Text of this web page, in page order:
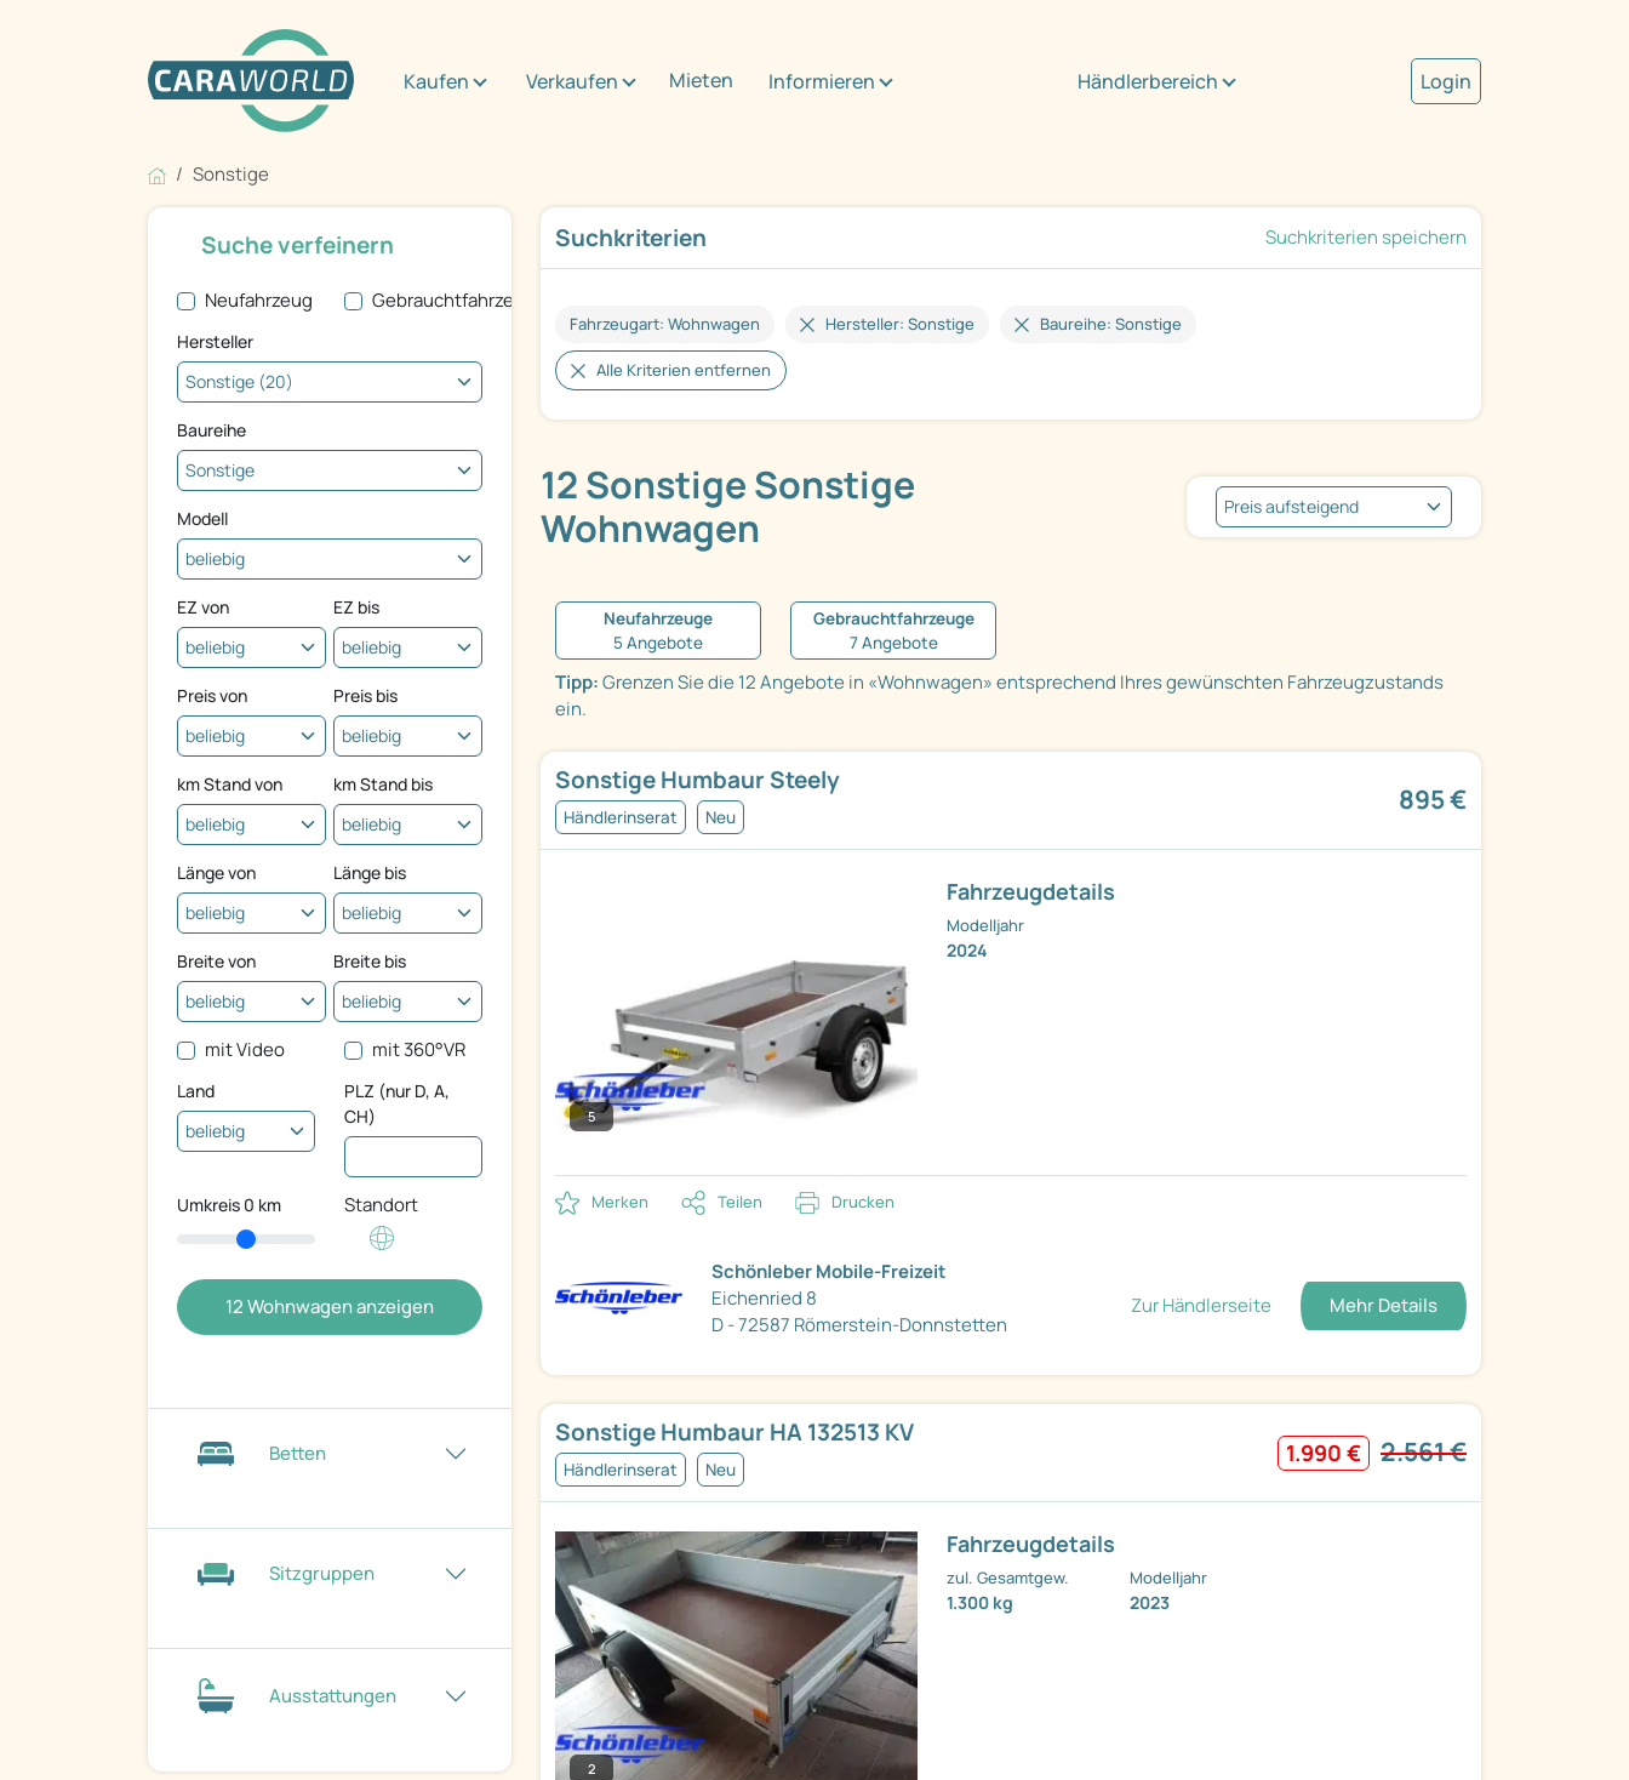
Kaufen Verkaufen Mieten Informieren Händlerbereich Login
Sonstige
Suchkriterien Suchkriterien speichern
Fahrzeugart: Wohnwagen Hersteller: Sonstige Baureihe: Sonstige
Alle Kriterien entfernen
12 Sonstige Sonstige
Wohnwagen
Neufahrzeuge
5 Angebote
Gebrauchtfahrzeuge
7 Angebote
Tipp:Grenzen Sie die 12 Angebote in «Wohnwagen» entsprechend Ihres gewünschten Fahrzeugzustands
ein.
Sonstige Humbaur Steely
Händlerinserat Neu
895 €
5
Fahrzeugdetails
Modelljahr
2024
Merken Teilen Drucken
Schönleber Mobile-Freizeit
Eichenried 8
D - 72587 Römerstein-Donnstetten
Zur Händlerseite Mehr Details
Sonstige Humbaur HA 132513 KV
Händlerinserat Neu
1.990 € 2.561 €
2
Fahrzeugdetails
zul. Gesamtgew.
1.300 kg
Modelljahr
2023
Suche verfeinern
Neufahrzeug Gebrauchtfahrzeug
Hersteller
Baureihe
Modell
EZ von EZ bis
Preis von Preis bis
km Stand von km Stand bis
Länge von Länge bis
Breite von Breite bis
mit Video mit 360°VR
Land
PLZ (nur D, A,
CH)
Umkreis 0 km Standort
12Wohnwagen anzeigen
Betten
Sitzgruppen
Ausstattungen